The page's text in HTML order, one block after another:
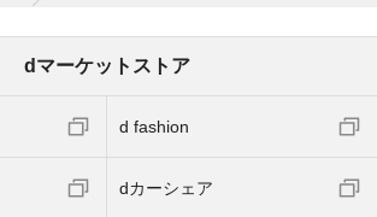
dマーケットストア
d fashion
dカーシェア